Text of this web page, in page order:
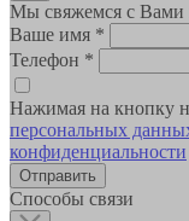
Мы свяжемся с Вами
Ваше имя *
Телефон *
Нажимая на кнопку
персональных
конфиденциальности
Способы связи